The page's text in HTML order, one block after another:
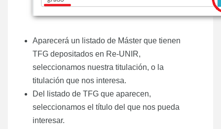
Aparecerá un listado de Máster que tienen
TFG depositados en Re-UNIR,
seleccionamos nuestra titulación, o la
titulación que nos interesa.
Del listado de TFG que aparecen,
seleccionamos el título del que nos pueda
interesar.